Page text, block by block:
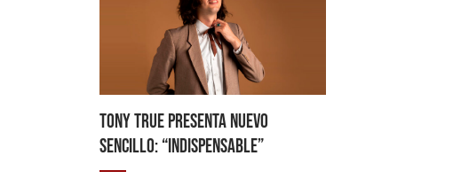
TONY TRUE PRESENTA NUEVO
SENCILLO: “INDISPENSABLE”